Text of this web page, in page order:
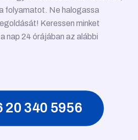
folyamatot. Ne halogassa
Keressen minket
nap 24 órájában az alábbi
20 340 5956